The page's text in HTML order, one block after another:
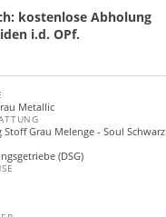
kostenlose Abholung
i.d. OPf.
Metallic
Stoff Grau Melenge - Soul Schwarz
(DSG)